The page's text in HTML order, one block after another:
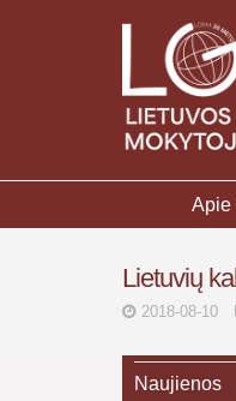
Apie
Lietuvių
2018-08-10
Naujienos